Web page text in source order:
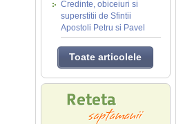
Credinte, obiceiuri si
superstitii de Sfintii
Apostoli Petru si Pavel
Toate articolele